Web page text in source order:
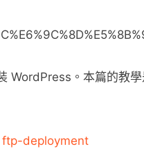
WordPress。本篇的教
ftp-deployment